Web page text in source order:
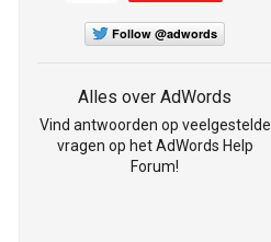
Follow @adwords
Alles over AdWords
Vind antwoorden op veelgestelde
vragen op het AdWords Help
Forum!